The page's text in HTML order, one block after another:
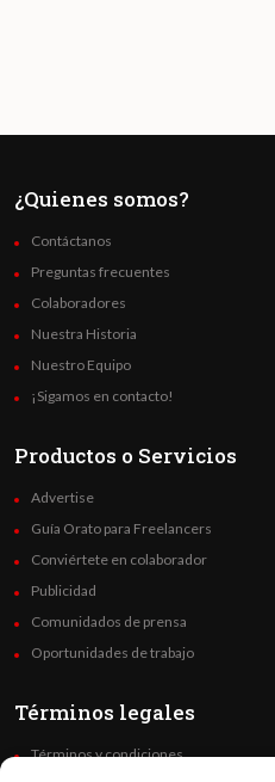
¿Quienes somos?
Contáctanos
Preguntas frecuentes
Colaboradores
Nuestra Historia
Nuestro Equipo
¡Sigamos en contacto!
Productos o Servicios
Advertise
Guía Orato para Freelancers
Conviértete en colaborador
Publicidad
Comunidados de prensa
Oportunidades de trabajo
Términos legales
Términos y condiciones